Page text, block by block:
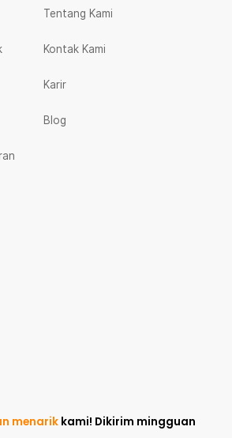
Tentang Kami
Kontak Kami
Karir
Blog
menarik kami! Dikirim mingguan